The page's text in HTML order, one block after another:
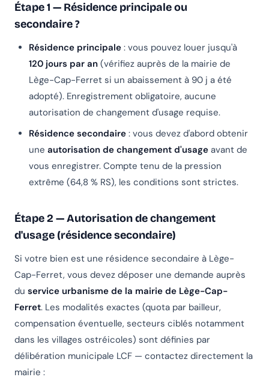
Étape 1 — Résidence principale ou
secondaire ?
Résidence principale : vous pouvez louer jusqu'à
120 jours par an (vérifiez auprès de la mairie de
Lège-Cap-Ferret si un abaissement à 90 j a été
adopté). Enregistrement obligatoire, aucune
autorisation de changement d'usage requise.
Résidence secondaire : vous devez d'abord obtenir
une autorisation de changement d'usage avant de
vous enregistrer. Compte tenu de la pression
extrême (64,8 % RS), les conditions sont strictes.
Étape 2 — Autorisation de changement
d'usage (résidence secondaire)
Si votre bien est une résidence secondaire à Lège-
Cap-Ferret, vous devez déposer une demande auprès
du service urbanisme de la mairie de Lège-Cap-
Ferret. Les modalités exactes (quota par bailleur,
compensation éventuelle, secteurs ciblés notamment
dans les villages ostréicoles) sont définies par
délibération municipale LCF — contactez directement la
mairie :